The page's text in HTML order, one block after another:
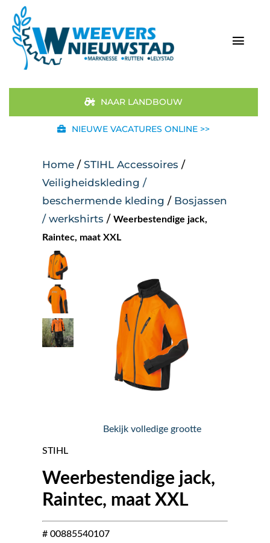
naar
inhoud
Aanbod
STIHL
Occasions
Nieuws
Over ons
Vacatures
NAAR LANDBOUW
NIEUWE VACATURES ONLINE >>
Home / STIHL Accessoires /
Veiligheidskleding /
beschermende kleding / Bosjassen
/ werkshirts / Weerbestendige jack,
Raintec, maat XXL
Bekijk volledige grootte
STIHL
Weerbestendige jack,
Raintec, maat XXL
# 00885540107